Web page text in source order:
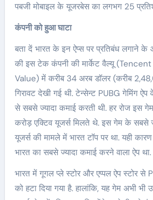
पबजी मोबाइल के यूजरबेस का लगभग 25
कंपनी को हुआ घाटा
बता दें भारत के इन ऐप्स पर प्रतिबंध लगाने के
की इस टेक कंपनी की मार्केट वैल्यू
Value) में करीब 34 अरब डॉलर (करीब
गिरावट देखी गई थी. टेन्सेन्ट PUBG गेमिंग ऐप
से सबसे ज्यादा कमाई करती थी. हर रोज इस
करोड़ एक्टिव यूजर्स मिलते थे. इस गेम के सबसे
यूजर्स की मामले में भारत टॉप पर था. यही
भारत का सबसे ज्यादा कमाई करने वाला ऐप था.
भारत में गूगल प्ले स्टोर और एप्पल ऐप स्टोर से
को हटा दिया गया है. हालांकि, यह गेम अभी